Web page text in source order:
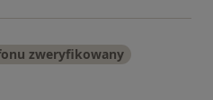
zweryfikowany